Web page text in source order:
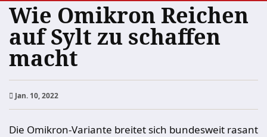
Wie Omikron Reichen
auf Sylt zu schaffen
macht
Jan. 10, 2022
Die Omikron-Variante breitet sich bundesweit rasant